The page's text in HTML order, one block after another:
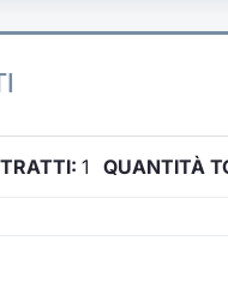
1 QUANTITÀ